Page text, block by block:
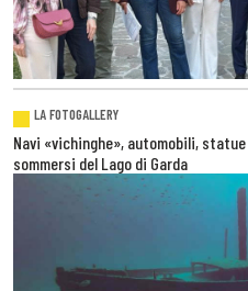
LA FOTOGALLERY
Navi «vichinghe», automobili,
sommersi del Lago di Garda